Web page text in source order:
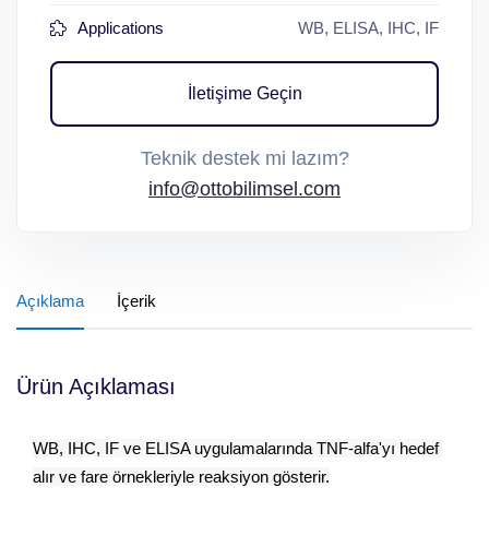
Applications WB, ELISA, IHC, IF
İletişime Geçin
Teknik destek mi lazım?
info@ottobilimsel.com
Açıklama İçerik
Ürün Açıklaması
WB, IHC, IF ve ELISA uygulamalarında TNF‑alfa'yı hedef
alır ve fare örnekleriyle reaksiyon gösterir.